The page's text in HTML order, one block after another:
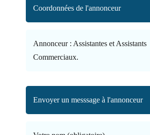
Coordonnées de l'annonceur
Annonceur : Assistantes et Assistants
Commerciaux.
Envoyer un messsage à l'annonceur